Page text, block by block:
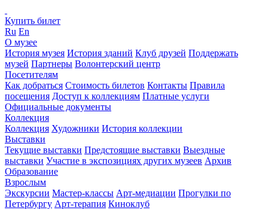
Купить билет
Ru En
О музее
История музея История зданий Клуб друзей Поддержать
музей Партнеры Волонтерский центр
Посетителям
Как добраться Стоимость билетов Контакты Правила
посещения Доступ к коллекциям Платные услуги
Официальные документы
Коллекция
Коллекция Художники История коллекции
Выставки
Текущие выставки Предстоящие выставки Выездные
выставки Участие в экспозициях других музеев Архив
Образование
Взрослым
Экскурсии Мастер-классы Арт-медиации Прогулки по
Петербургу Арт-терапия Киноклуб